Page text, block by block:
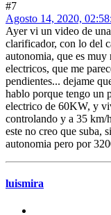
#7
Agosto 14, 2020,
Ayer vi un video de
clarificador, con lo del
autonomia, que es
electricos, que me
pendientes... dejame
hablo porque tengo un
electrico de 60KW, y
controlando y a 35 km/
este no creo que suba,
autonomia pero por
luismira